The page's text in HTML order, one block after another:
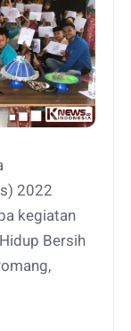
2022
kegiatan
Bersih